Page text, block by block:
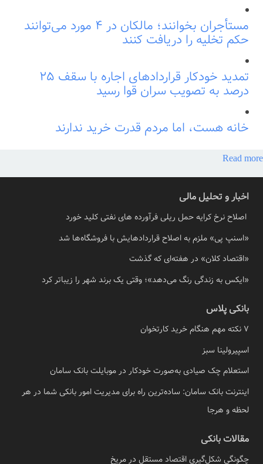
مستأجران بخوانند؛ مالکان در ۴ مورد می‌توانند
حکم تخلیه را دریافت کنند
تمدید خودکار قراردادهای اجاره با سقف ۲۵
درصد به تصویب سران قوا رسید
خانه هست، اما مردم قدرت خرید ندارند
Read more
اخبار و تحلیل مالی
اصلاح نرخ کرایه حمل ریلی فرآورده های نفتی کلید خورد
«اسنپ پی» ملزم به اصلاح قراردادهایش با فروشگاه‌ها شد
«اقتصاد کلان» در هفته‌ای که گذشت
«ایکس به زندگی رنگ می‌دهد»؛ وقتی یک برند شهر را زیباتر کرد
بانکی پلاس
7 نکته مهم هنگام خرید کارتخوان
اسپیرولینا سبز
استعلام چک صیادی به‌صورت خودکار در موبایلت بانک سامان
اینترنت بانک سامان: ساده‌ترین راه برای مدیریت امور بانکی شما در هر
لحظه و هرجا
مقالات بانکی
چگونگی شکل‌گیری اقتصاد مستقل در مریخ